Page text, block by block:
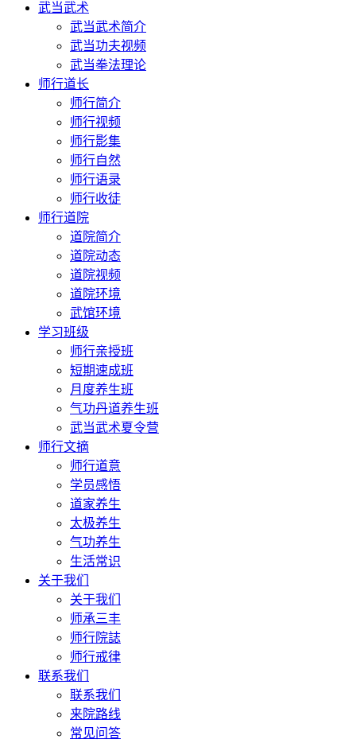
武当武术
武当武术简介
武当功夫视频
武当拳法理论
师行道长
师行简介
师行视频
师行影集
师行自然
师行语录
师行收徒
师行道院
道院简介
道院动态
道院视频
道院环境
武馆环境
学习班级
师行亲授班
短期速成班
月度养生班
气功丹道养生班
武当武术夏令营
师行文摘
师行道意
学员感悟
道家养生
太极养生
气功养生
生活常识
关于我们
关于我们
师承三丰
师行院誌
师行戒律
联系我们
联系我们
来院路线
常见问答